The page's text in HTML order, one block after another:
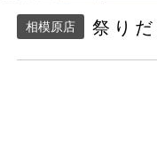
相模原店 祭り